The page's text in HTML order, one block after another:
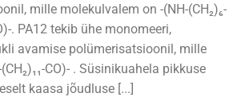
mille molekulvalem on -(NH-(CH₂)₆-
. PA12 tekib ühe monomeeri,
avamise polümerisatsioonil, mille
CO)- . Süsinikuahela pikkuse
kaasa jõudluse [...]